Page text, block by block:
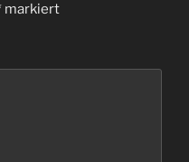
markiert